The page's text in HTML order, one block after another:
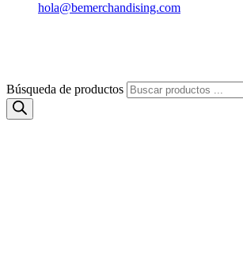
hola@bemerchandising.com
Búsqueda de productos